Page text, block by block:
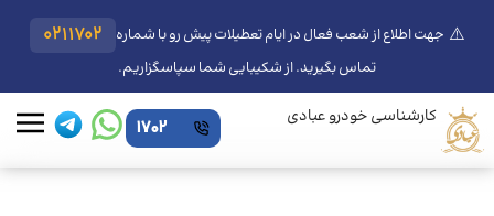
⚠️ جهت اطلاع از شعب فعال در ایام تعطیلات پیش رو با شماره 0211702
تماس بگیرید. از شکیبایی شما سپاسگزاریم.
کارشناسی خودرو عبادی 1702